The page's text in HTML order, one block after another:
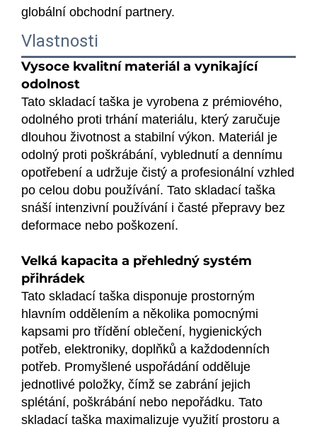
globální obchodní partnery.
Vlastnosti
Vysoce kvalitní materiál a vynikající
odolnost
Tato skladací taška je vyrobena z prémiového,
odolného proti trhání materiálu, který zaručuje
dlouhou životnost a stabilní výkon. Materiál je
odolný proti poškrábání, vyblednutí a dennímu
opotřebení a udržuje čistý a profesionální vzhled
po celou dobu používání. Tato skladací taška
snáší intenzivní používání i časté přepravy bez
deformace nebo poškození.
Velká kapacita a přehledný systém
přihrádek
Tato skladací taška disponuje prostorným
hlavním oddělením a několika pomocnými
kapsami pro třídění oblečení, hygienických
potřeb, elektroniky, doplňků a každodenních
potřeb. Promyšlené uspořádání odděluje
jednotlivé položky, čímž se zabrání jejich
splétání, poškrábání nebo nepořádku. Tato
skladací taška maximalizuje využití prostoru a